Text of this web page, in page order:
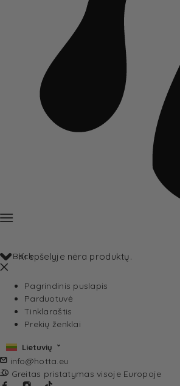
Krepšelyje nėra produktų.
Back
Pagrindinis puslapis
Parduotuvė
Tinklaraštis
Prekių ženklai
Lietuvių
info@hotta.eu
Greitas pristatymas visoje Europoje